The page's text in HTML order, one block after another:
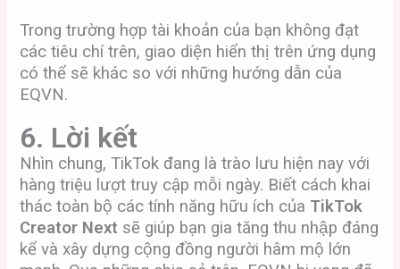
Trong trường hợp tài khoản của bạn không đạt
các tiêu chí trên, giao diện hiển thị trên ứng dụng
có thể sẽ khác so với những hướng dẫn của
EQVN.
6. Lời kết
Nhìn chung, TikTok đang là trào lưu hiện nay với
hàng triệu lượt truy cập mỗi ngày. Biết cách khai
thác toàn bộ các tính năng hữu ích của TikTok
Creator Next sẽ giúp bạn gia tăng thu nhập đáng
kể và xây dựng cộng đồng người hâm mộ lớn